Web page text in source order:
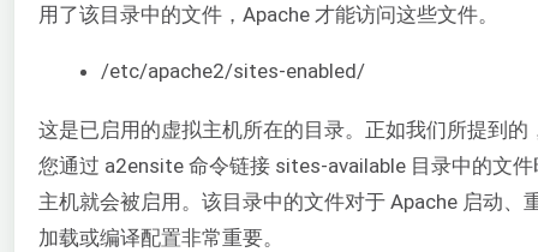
用了该目录中的文件，Apache 才能访问这些文件。
/etc/apache2/sites-enabled/
这是已启用的虚拟主机所在的目录。正如我们所提到的
您通过 a2ensite 命令链接 sites-available 目录中的文件
主机就会被启用。该目录中的文件对于 Apache 启动、
加载或编译配置非常重要。